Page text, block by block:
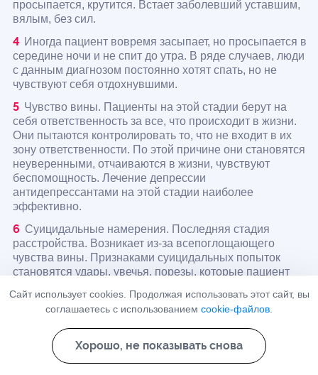
просыпается, крутится. Встает заболевший уставшим,
вялым, без сил.
Иногда пациент вовремя засыпает, но просыпается в
середине ночи и не спит до утра. В ряде случаев, люди
с данным диагнозом постоянно хотят спать, но не
чувствуют себя отдохнувшими.
Чувство вины. Пациенты на этой стадии берут на
себя ответственность за все, что происходит в жизни.
Они пытаются контролировать то, что не входит в их
зону ответственности. По этой причине они становятся
неуверенными, отчаиваются в жизни, чувствуют
беспомощность. Лечение депрессии
антидепрессантами на этой стадии наиболее
эффективно.
Суицидальные намерения. Последняя стадия
расстройства. Возникает из-за всепоглощающего
чувства вины. Признаками суицидальных попыток
становятся удары, увечья, порезы, которые пациент
Люди часто живут годами, не подозревая у себя
депрессию. Окружение списывает плохое настроение на
особенности характера. Внешне такие люди выглядят
замкнутыми, грустными, меланхоличными.
Сайт использует cookies. Продолжая использовать этот сайт, вы
соглашаетесь с использованием cookie-файлов
Хорошо, не показывать снова